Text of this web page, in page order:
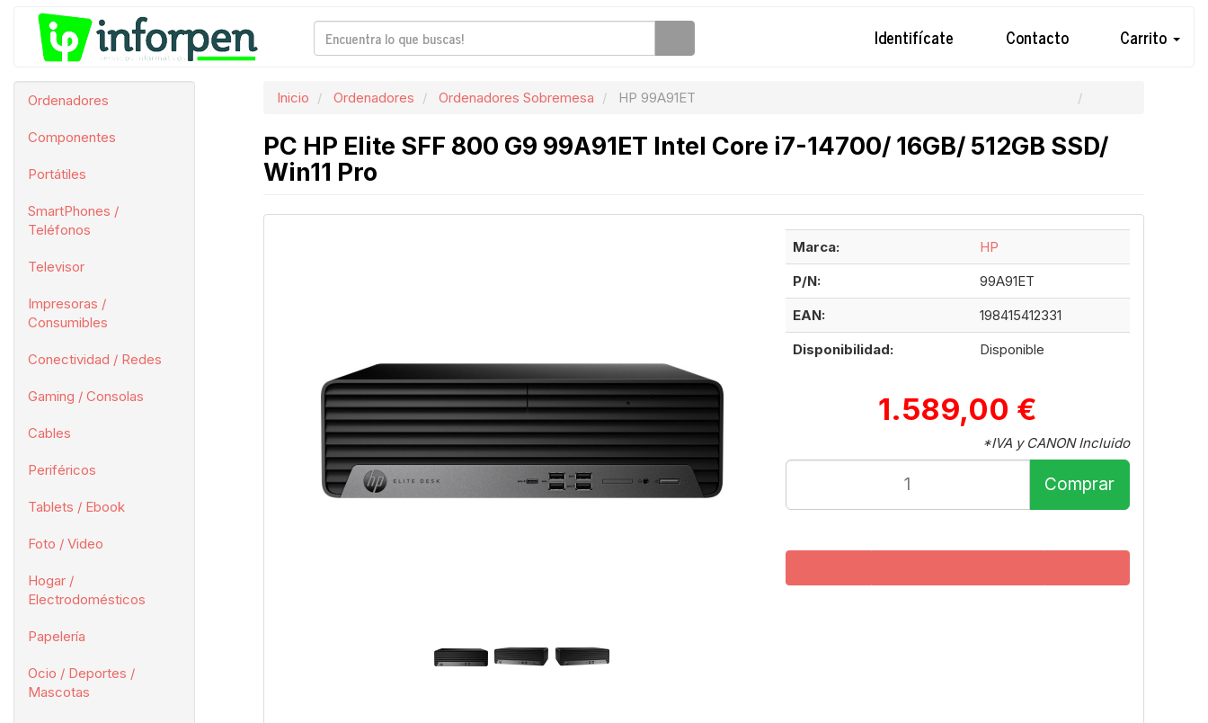
Identifícate Contacto Carrito
Ordenadores
Componentes
Portátiles
SmartPhones /
Teléfonos
Televisor
Impresoras /
Consumibles
Conectividad / Redes
Gaming / Consolas
Cables
Periféricos
Tablets / Ebook
Foto / Video
Hogar /
Electrodomésticos
Papelería
Ocio / Deportes /
Mascotas
Inicio Ordenadores Ordenadores Sobremesa HP 99A91ET
PC HP Elite SFF 800 G9 99A91ET Intel Core i7-14700/ 16GB/ 512GB SSD/
Win11 Pro
Marca:
HP
P/N:
99A91ET
EAN:
198415412331
Disponibilidad:
Disponible
1.589,00 €
*IVA y CANON Incluido
Comprar